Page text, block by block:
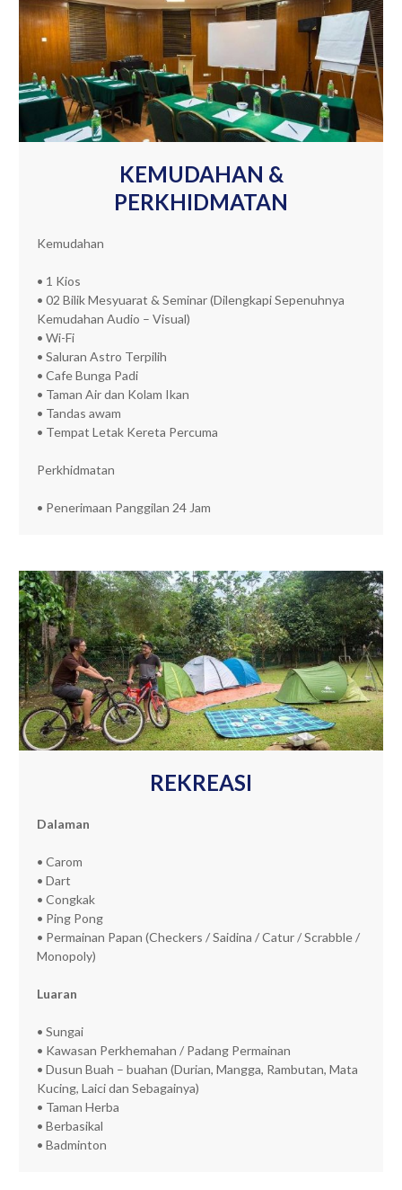
KEMUDAHAN &
PERKHIDMATAN
Kemudahan
• 1 Kios
• 02 Bilik Mesyuarat & Seminar (Dilengkapi Sepenuhnya
Kemudahan Audio – Visual)
• Wi-Fi
• Saluran Astro Terpilih
• Cafe Bunga Padi
• Taman Air dan Kolam Ikan
• Tandas awam
• Tempat Letak Kereta Percuma
Perkhidmatan
• Penerimaan Panggilan 24 Jam
REKREASI
Dalaman
• Carom
• Dart
• Congkak
• Ping Pong
• Permainan Papan (Checkers / Saidina / Catur / Scrabble /
Monopoly)
Luaran
• Sungai
• Kawasan Perkhemahan / Padang Permainan
• Dusun Buah – buahan (Durian, Mangga, Rambutan, Mata
Kucing, Laici dan Sebagainya)
• Taman Herba
• Berbasikal
• Badminton